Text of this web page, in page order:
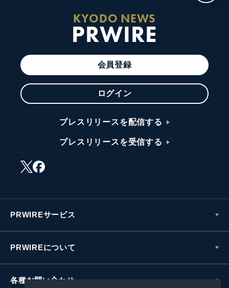
KYODO NEWS
PRWIRE
会員登録
ログイン
プレスリリースを配信する
プレスリリースを受信する
PRWIREサービス
PRWIREについて
各種お問い合わせ